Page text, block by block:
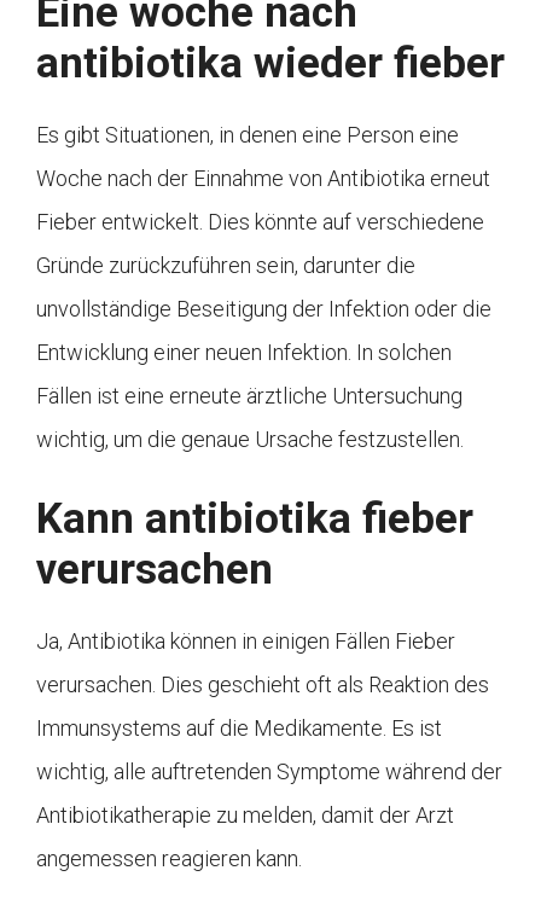
Eine woche nach
antibiotika wieder fieber
Es gibt Situationen, in denen eine Person eine
Woche nach der Einnahme von Antibiotika erneut
Fieber entwickelt. Dies könnte auf verschiedene
Gründe zurückzuführen sein, darunter die
unvollständige Beseitigung der Infektion oder die
Entwicklung einer neuen Infektion. In solchen
Fällen ist eine erneute ärztliche Untersuchung
wichtig, um die genaue Ursache festzustellen.
Kann antibiotika fieber
verursachen
Ja, Antibiotika können in einigen Fällen Fieber
verursachen. Dies geschieht oft als Reaktion des
Immunsystems auf die Medikamente. Es ist
wichtig, alle auftretenden Symptome während der
Antibiotikatherapie zu melden, damit der Arzt
angemessen reagieren kann.